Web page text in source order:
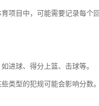
项目中，可能需要记录每个
进球、得分上篮、击球等。
类型的犯规可能会影响分数。